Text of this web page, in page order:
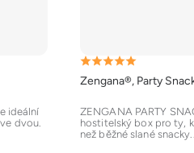
ideální
dvou.
Zengana®, Party
Průměrné
hodnocení
produktu
je
ZENGANA PARTY
hostitelský box pro ty,
než běžné slané snacky....